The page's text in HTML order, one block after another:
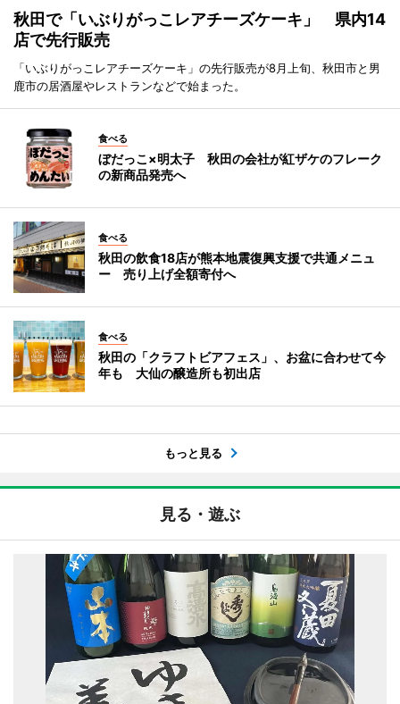
秋田で「いぶりがっこレアチーズケーキ」 県内14
店で先行販売
「いぶりがっこレアチーズケーキ」の先行販売が8月上旬、秋田市と男
鹿市の居酒屋やレストランなどで始まった。
食べる
ぼだっこ×明太子 秋田の会社が紅ザケのフレーク
の新商品発売へ
食べる
秋田の飲食18店が熊本地震復興支援で共通メニュ
ー 売り上げ全額寄付へ
食べる
秋田の「クラフトビアフェス」、お盆に合わせて今
年も 大仙の醸造所も初出店
もっと見る
見る・遊ぶ